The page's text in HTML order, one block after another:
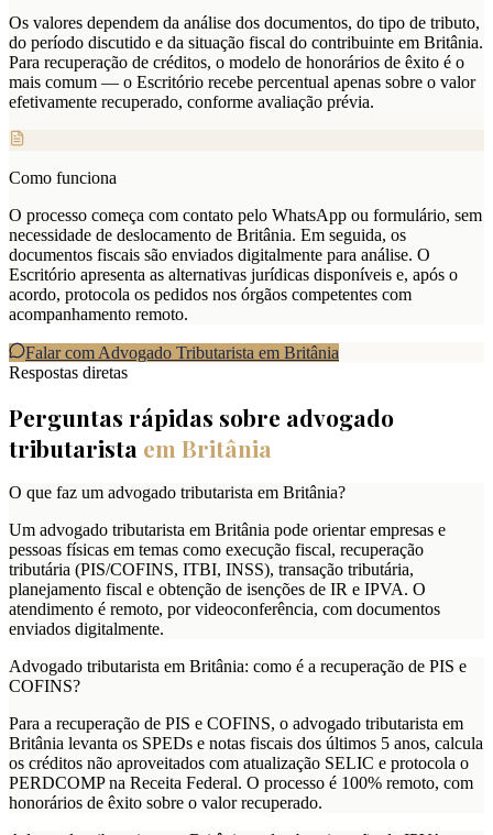
Os valores dependem da análise dos documentos, do tipo de tributo,
do período discutido e da situação fiscal do contribuinte em Britânia.
Para recuperação de créditos, o modelo de honorários de êxito é o
mais comum — o Escritório recebe percentual apenas sobre o valor
efetivamente recuperado, conforme avaliação prévia.
Como funciona
O processo começa com contato pelo WhatsApp ou formulário, sem
necessidade de deslocamento de Britânia. Em seguida, os
documentos fiscais são enviados digitalmente para análise. O
Escritório apresenta as alternativas jurídicas disponíveis e, após o
acordo, protocola os pedidos nos órgãos competentes com
acompanhamento remoto.
Falar com Advogado Tributarista em Britânia
Respostas diretas
Perguntas rápidas sobre advogado
tributarista em Britânia
O que faz um advogado tributarista em Britânia?
Um advogado tributarista em Britânia pode orientar empresas e
pessoas físicas em temas como execução fiscal, recuperação
tributária (PIS/COFINS, ITBI, INSS), transação tributária,
planejamento fiscal e obtenção de isenções de IR e IPVA. O
atendimento é remoto, por videoconferência, com documentos
enviados digitalmente.
Advogado tributarista em Britânia: como é a recuperação de PIS e
COFINS?
Para a recuperação de PIS e COFINS, o advogado tributarista em
Britânia levanta os SPEDs e notas fiscais dos últimos 5 anos, calcula
os créditos não aproveitados com atualização SELIC e protocola o
PERDCOMP na Receita Federal. O processo é 100% remoto, com
honorários de êxito sobre o valor recuperado.